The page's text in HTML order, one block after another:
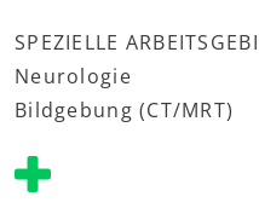
SPEZIELLE
Neurologie
Bildgebung (CT/MRT)